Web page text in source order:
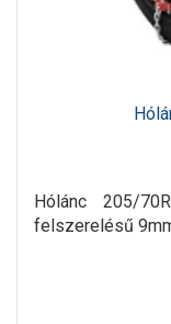
Hólánc 205/
felszerelésű